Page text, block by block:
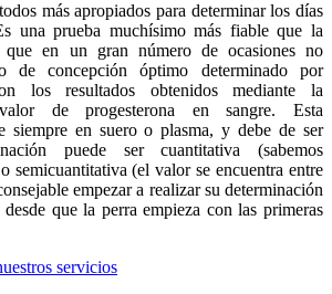
más apropiados para determinar los días
una prueba muchísimo más fiable que la
en un gran número de ocasiones no
de concepción óptimo determinado por
los resultados obtenidos mediante la
de progesterona en sangre. Esta
siempre en suero o plasma, y debe de ser
puede ser cuantitativa (sabemos
semicuantitativa (el valor se encuentra entre
empezar a realizar su determinación
que la perra empieza con las primeras
servicios